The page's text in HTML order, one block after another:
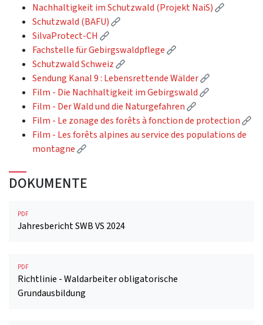
Nachhaltigkeit im Schutzwald (Projekt NaiS)
Schutzwald (BAFU)
(Externer Link)
SilvaProtect-CH
(Externer Link)
Fachstelle für Gebirgswaldpflege
(Externer Link)
Schutzwald Schweiz
(Externer Link)
Sendung Kanal 9 : Lebensrettende Wälder
(Externer
Film - Die Nachhaltigkeit im Gebirgswald
(Externer
Film - Der Wald und die Naturgefahren
(Externer Link)
Film - Le zonage des forêts à fonction de protection
Film - Les forêts alpines au service des populations de
montagne
(Externer Link)
DOKUMENTE
PDF
Jahresbericht SWB VS 2024
PDF
Richtlinie - Waldarbeiter obligatorische
Grundausbildung